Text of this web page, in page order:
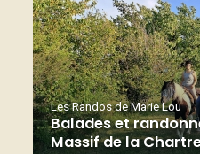
Les Randos de Marie Lou
Balades et
Massif de la